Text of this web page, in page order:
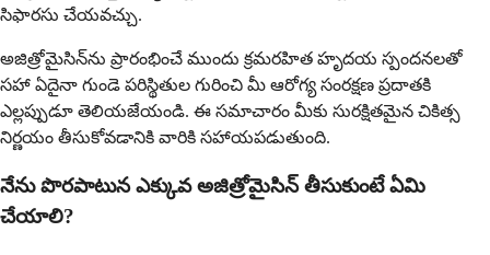
సిఫారసు చేయవచ్చు.
అజిత్రోమైసిన్‌ను ప్రారంభించే ముందు క్రమరహిత హృదయ స్పందనలతో
సహా ఏదైనా గుండె పరిస్థితుల గురించి మీ ఆరోగ్య సంరక్షణ ప్రదాతకి
ఎల్లప్పుడూ తెలియజేయండి. ఈ సమాచారం మీకు సురక్షితమైన చికిత్స
నిర్ణయం తీసుకోవడానికి వారికి సహాయపడుతుంది.
నేను పొరపాటున ఎక్కువ అజిత్రోమైసిన్ తీసుకుంటే ఏమి
చేయాలి?